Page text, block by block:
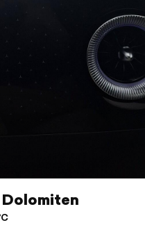
Dolomiten